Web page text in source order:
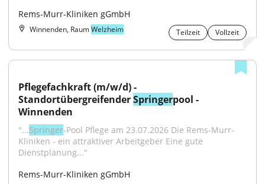
Rems-Murr-Kliniken gGmbH
Winnenden, RaumWelzheim Teilzeit Vollzeit
Pflegefachkraft (m/w/d) -
Standortübergreifender Springerpool -
Winnenden
"...Springer-Pool Pflege am 23.07.2026 Die Rems-Murr-
Kliniken - ein attraktiver Arbeitgeber Eine gute
Dienstplanung..."
Rems-Murr-Kliniken gGmbH